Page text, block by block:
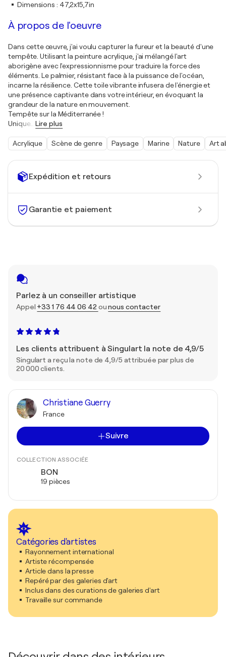
Expédition et retours
Garantie et paiement
Parlez à un conseiller artistique
Appel +33 1 76 44 06 42 ounous contacter
Les clients attribuent à Singulart la note de 4,9/5
Singulart a reçu la note de 4,9/5 attribuée par plus de
20 000 clients.
Christiane Guerry
France
Suivre
COLLECTION ASSOCIÉE
BON
19 pièces
Catégories d'artistes
Rayonnement international
Artiste récompensée
Article dans la presse
Repéré par des galeries d'art
Inclus dans des curations de galeries d'art
Travaille sur commande
Dimensions : 47,2x15,7in
À propos de l'oeuvre
Dans cette œuvre, j'ai voulu capturer la fureur et la beauté d'une
tempête. Utilisant la peinture acrylique, j'ai mélangé l'art
aborigène avec l'expressionnisme pour traduire la force des
éléments. Le palmier, résistant face à la puissance de l'océan,
incarne la résilience. Cette toile vibrante infusera de l'énergie et
une présence captivante dans votre intérieur, en évoquant la
grandeur de la nature en mouvement.
Tempête sur la Méditerranée !
Unique
Lire plus
Acrylique Scène de genre Paysage Marine Nature Art